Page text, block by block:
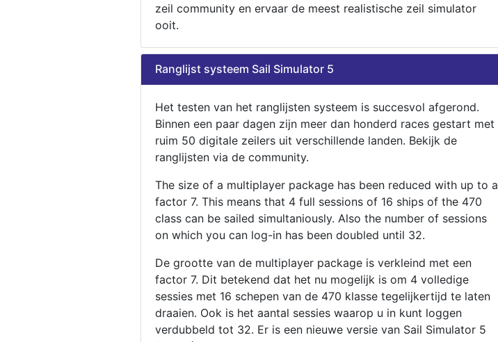
zeil community en ervaar de meest realistische zeil simulator
ooit.
Ranglijst systeem Sail Simulator 5
Het testen van het ranglijsten systeem is succesvol afgerond.
Binnen een paar dagen zijn meer dan honderd races gestart met
ruim 50 digitale zeilers uit verschillende landen. Bekijk de
ranglijsten via de community.
The size of a multiplayer package has been reduced with up to a
factor 7. This means that 4 full sessions of 16 ships of the 470
class can be sailed simultaniously. Also the number of sessions
on which you can log-in has been doubled until 32.
De grootte van de multiplayer package is verkleind met een
factor 7. Dit betekend dat het nu mogelijk is om 4 volledige
sessies met 16 schepen van de 470 klasse tegelijkertijd te laten
draaien. Ook is het aantal sessies waarop u in kunt loggen
verdubbeld tot 32. Er is een nieuwe versie van Sail Simulator 5